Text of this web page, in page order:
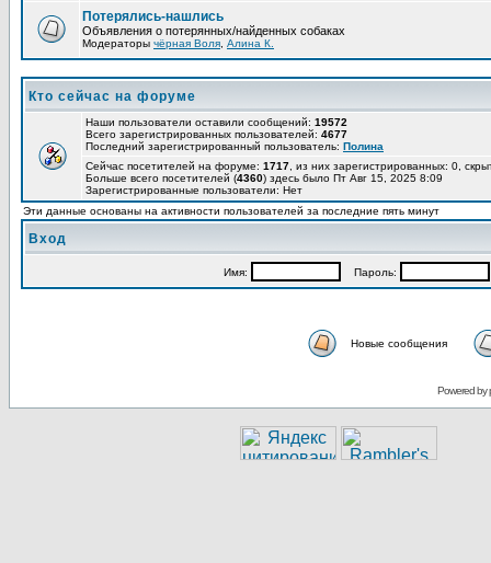
Потерялись-нашлись
Объявления о потерянных/найденных собаках
Модераторы чёрная Воля Алина К.
Кто сейчас на форуме
Наши пользователи оставили сообщений: 19572
Всего зарегистрированных пользователей: 4677
Последний зарегистрированный пользователь: Полина
Сейчас посетителей на форуме: 1717 , из них зарегистрированных: 0,
Больше всего посетителей (4360) здесь было Пт Авг 15, 2025 8:09
Зарегистрированные пользователи: Нет
Эти данные основаны на активности пользователей за последние пять минут
Вход
Имя: Пароль:
Новые сообщения
Powered by